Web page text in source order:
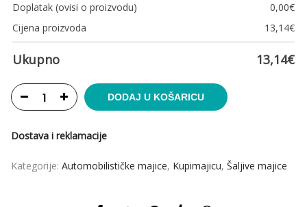
Doplatak (ovisi o proizvodu) 0,00€
Cijena proizvoda
13,14€
Ukupno 13,14€
DODAJ U KOŠARICU
Dostava i reklamacije
Kategorije: Automobilističke majice, Kupimajicu, Šaljive majice